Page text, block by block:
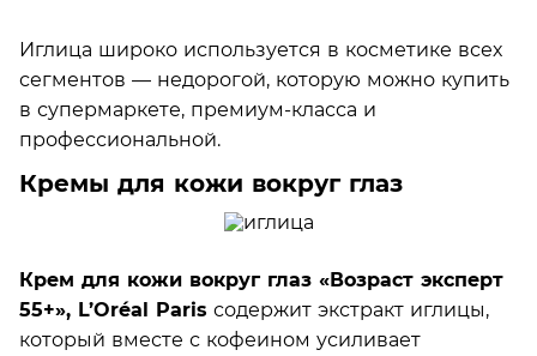
Иглица широко используется в косметике всех
сегментов — недорогой, которую можно купить
в супермаркете, премиум-класса и
профессиональной.
Кремы для кожи вокруг глаз
Крем для кожи вокруг глаз «Возраст эксперт
55+», L’Oréal Paris содержит экстракт иглицы,
который вместе с кофеином усиливает